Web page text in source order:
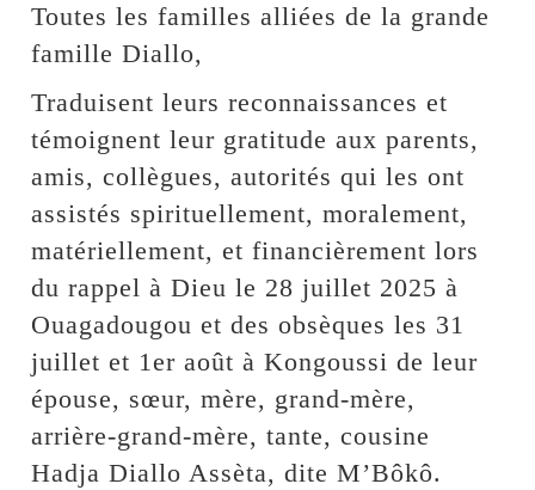
Toutes les familles alliées de la grande
famille Diallo,
Traduisent leurs reconnaissances et
témoignent leur gratitude aux parents,
amis, collègues, autorités qui les ont
assistés spirituellement, moralement,
matériellement, et financièrement lors
du rappel à Dieu le 28 juillet 2025 à
Ouagadougou et des obsèques les 31
juillet et 1er août à Kongoussi de leur
épouse, sœur, mère, grand-mère,
arrière-grand-mère, tante, cousine
Hadja Diallo Assèta, dite M’Bôkô.